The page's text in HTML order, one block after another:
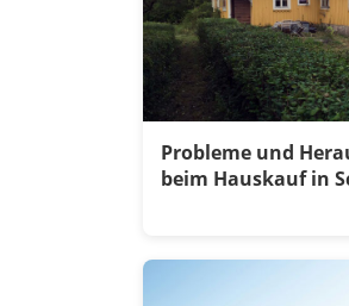
Probleme und
beim Hauskauf in